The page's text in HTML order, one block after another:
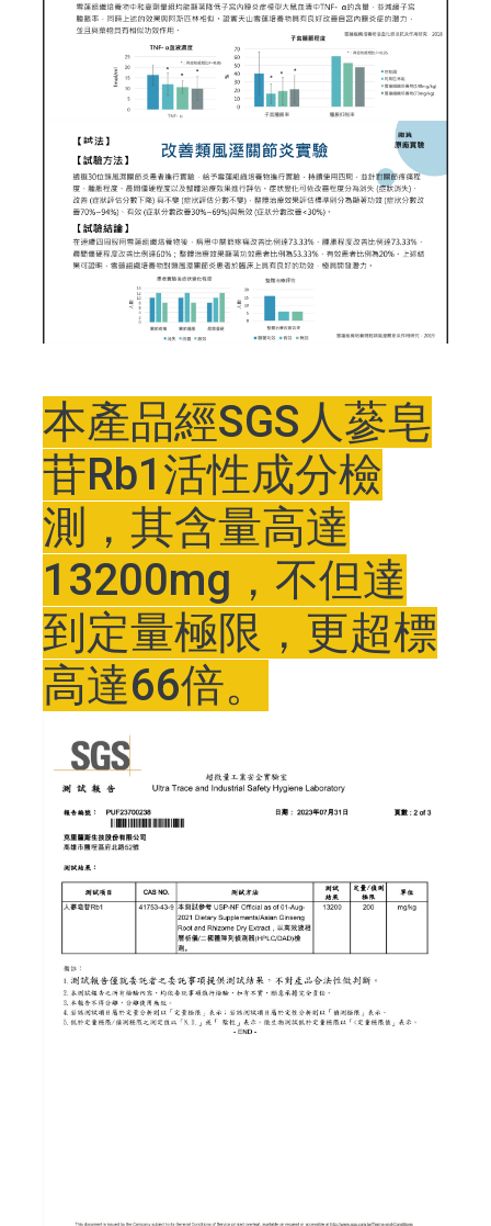
本產品經SGS人蔘皂
苷Rb1活性成分檢
測，其含量高達
13200mg，不但達
到定量極限，更超標
高達66倍。